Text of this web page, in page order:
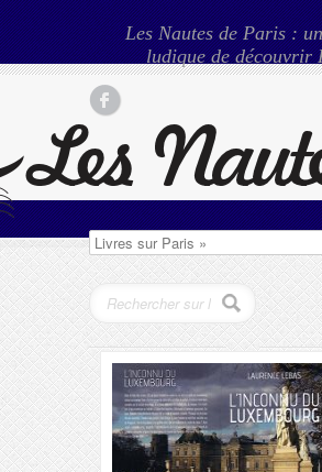
Les Nautes de Paris :
ludique de découvrir